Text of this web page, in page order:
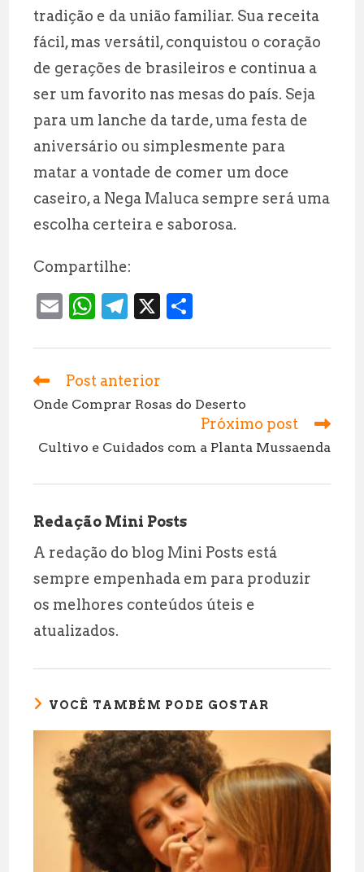
tradição e da união familiar. Sua receita
fácil, mas versátil, conquistou o coração
de gerações de brasileiros e continua a
ser um favorito nas mesas do país. Seja
para um lanche da tarde, uma festa de
aniversário ou simplesmente para
matar a vontade de comer um doce
caseiro, a Nega Maluca sempre será uma
escolha certeira e saborosa.
Compartilhe:
E
ai
l
W
at
s
A
p
p
T
e
g
r
a
m
X
a
e
Leia
artigos
Post anterior
Onde Comprar Rosas do Deserto
Próximo post
Cultivo e Cuidados com a Planta Mussaenda
Redação Mini Posts
A redação do blog Mini Posts está
sempre empenhada em para produzir
os melhores conteúdos úteis e
atualizados.
VOCÊ TAMBÉM PODE GOSTAR